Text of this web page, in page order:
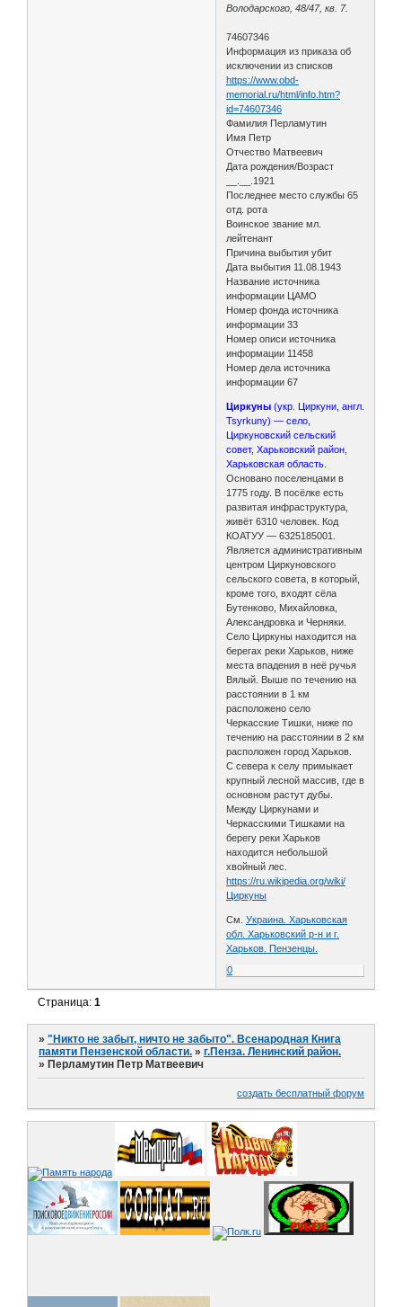
Володарского, 48/47, кв. 7.
74607346
Информация из приказа об
исключении из списков
https://www.obd-
memorial.ru/html/info.htm?
id=74607346
Фамилия Перламутин
Имя Петр
Отчество Матвеевич
Дата рождения/Возраст
__.__.1921
Последнее место службы 65
отд. рота
Воинское звание мл.
лейтенант
Причина выбытия убит
Дата выбытия 11.08.1943
Название источника
информации ЦАМО
Номер фонда источника
информации 33
Номер описи источника
информации 11458
Номер дела источника
информации 67
Циркуны(укр. Циркуни, англ.
Tsyrkuny) — село,
Циркуновский сельский
совет, Харьковский район,
Харьковская область.
Основано поселенцами в
1775 году. В посёлке есть
развитая инфраструктура,
живёт 6310 человек. Код
КОАТУУ — 6325185001.
Является административным
центром Циркуновского
сельского совета, в который,
кроме того, входят сёла
Бутенково, Михайловка,
Александровка и Черняки.
Село Циркуны находится на
берегах реки Харьков, ниже
места впадения в неё ручья
Вялый. Выше по течению на
расстоянии в 1 км
расположено село
Черкасские Тишки, ниже по
течению на расстоянии в 2 км
расположен город Харьков.
С севера к селу примыкает
крупный лесной массив, где в
основном растут дубы.
Между Циркунами и
Черкасскими Тишками на
берегу реки Харьков
находится небольшой
хвойный лес.
https://ru.wikipedia.org/wiki/
Циркуны
См.Украина. Харьковская
обл. Харьковский р-н и г.
Харьков. Пензенцы.
0
Страница:1
»"Никто не забыт, ничто не забыто". Всенародная Книга
памяти Пензенской области. »г.Пенза. Ленинский район.
» Перламутин Петр Матвеевич
создать бесплатный форум